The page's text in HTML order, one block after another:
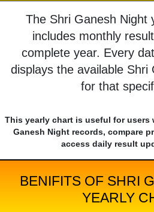
The Shri Ganesh Night
includes monthly
complete year. Every
displays the available Shri
for that
This yearly chart is useful for users
Ganesh Night records, compare
access daily result
BENIFITS OF SHRI
YEARLY